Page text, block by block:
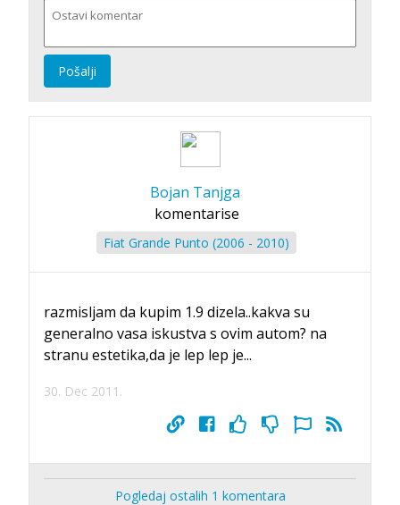
Pošalji
Bojan Tanjga
komentarise
Fiat Grande Punto (2006 - 2010)
razmisljam da kupim 1.9 dizela..kakva su
generalno vasa iskustva s ovim autom? na
stranu estetika,da je lep lep je...
30. Dec 2011.
Pogledaj ostalih 1 komentara